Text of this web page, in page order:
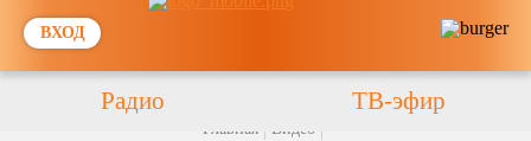
ВХОД
Радио ТВ-эфир
Главная
Видео